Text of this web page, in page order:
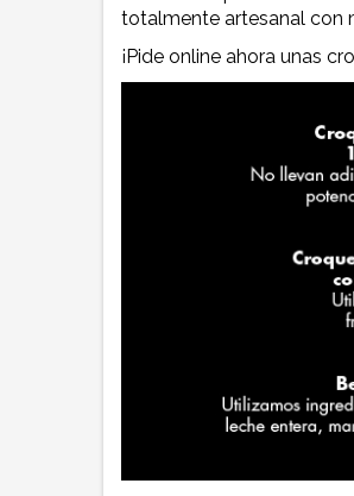
totalmente artesanal con
¡Pide online ahora unas